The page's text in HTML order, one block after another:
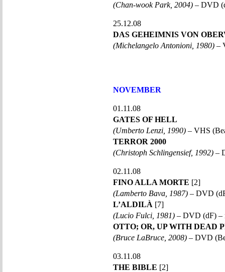
(Chan-wook Park, 2004) – DVD
25.12.08
DAS GEHEIMNIS VON
(Michelangelo Antonioni, 1980) –
NOVEMBER
01.11.08
GATES OF HELL
(Umberto Lenzi, 1990) – VHS
TERROR 2000
(Christoph Schlingensief, 1992) –
02.11.08
FINO ALLA MORTE [2]
(Lamberto Bava, 1987) – DVD
L’ALDILÀ [7]
(Lucio Fulci, 1981) – DVD (dF) –
OTTO; OR, UP WITH DEAD
(Bruce LaBruce, 2008) – DVD
03.11.08
THE BIBLE [2]